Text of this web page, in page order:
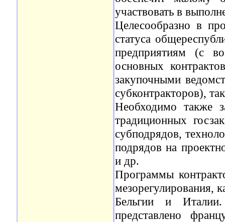
участвовать в
Целесообразно в
статуса
предприятиям (с
основных
закупочными
субконтракторов),
Необходимо также
традиционных
субподрядов,
подрядов на
и др.
Программы
мезорегулирования,
Бельгии и
представлено